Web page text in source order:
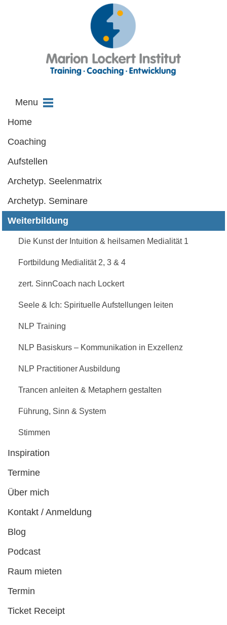
Hauptmenü
Zum
primären
Inhalt
springen
Zum
sekundären
Inhalt
springen
Menu
Home
Coaching
Aufstellen
Archetyp. Seelenmatrix
Archetyp. Seminare
Weiterbildung
Die Kunst der Intuition & heilsamen Medialität 1
Fortbildung Medialität 2, 3 & 4
zert. SinnCoach nach Lockert
Seele & Ich: Spirituelle Aufstellungen leiten
NLP Training
NLP Basiskurs – Kommunikation in Exzellenz
NLP Practitioner Ausbildung
Trancen anleiten & Metaphern gestalten
Führung, Sinn & System
Stimmen
Inspiration
Termine
Über mich
Kontakt / Anmeldung
Blog
Podcast
Raum mieten
Termin
Ticket Receipt